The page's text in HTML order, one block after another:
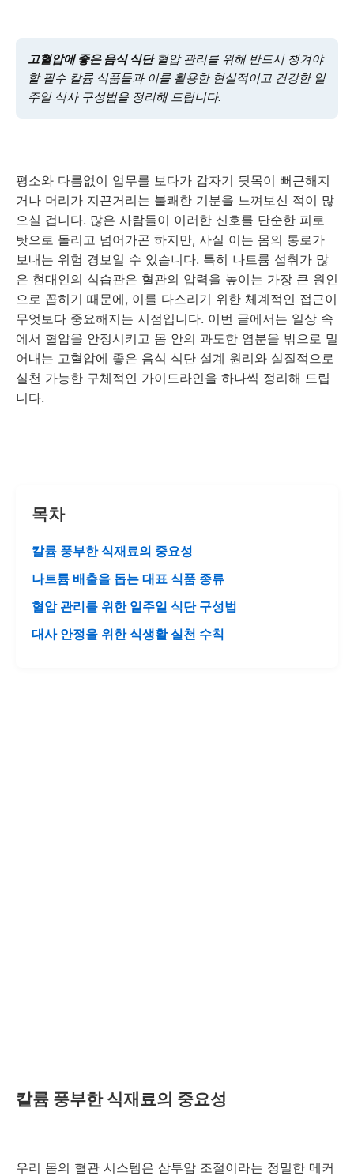
고혈압에 좋은 음식 식단혈압 관리를 위해 반드시 챙겨야
할 필수 칼륨 식품들과 이를 활용한 현실적이고 건강한 일
주일 식사 구성법을 정리해 드립니다.
평소와 다름없이 업무를 보다가 갑자기 뒷목이 뻐근해지
거나 머리가 지끈거리는 불쾌한 기분을 느껴보신 적이 많
으실 겁니다. 많은 사람들이 이러한 신호를 단순한 피로
탓으로 돌리고 넘어가곤 하지만, 사실 이는 몸의 통로가
보내는 위험 경보일 수 있습니다. 특히 나트륨 섭취가 많
은 현대인의 식습관은 혈관의 압력을 높이는 가장 큰 원인
으로 꼽히기 때문에, 이를 다스리기 위한 체계적인 접근이
무엇보다 중요해지는 시점입니다. 이번 글에서는 일상 속
에서 혈압을 안정시키고 몸 안의 과도한 염분을 밖으로 밀
어내는 고혈압에 좋은 음식 식단 설계 원리와 실질적으로
실천 가능한 구체적인 가이드라인을 하나씩 정리해 드립
니다.
목차
칼륨 풍부한 식재료의 중요성
나트륨 배출을 돕는 대표 식품 종류
혈압 관리를 위한 일주일 식단 구성법
대사 안정을 위한 식생활 실천 수칙
칼륨 풍부한 식재료의 중요성
우리 몸의 혈관 시스템은 삼투압 조절이라는 정밀한 메커